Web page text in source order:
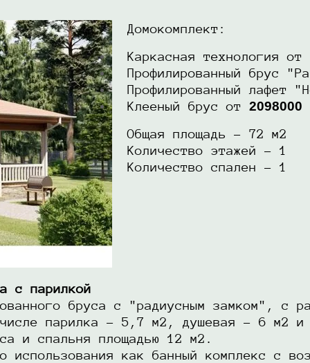
Домокомплект:
Каркасная технология от
Профилированный брус
Профилированный лафет
Клееный брус от 2098000
Общая площадь - 72 м2
Количество этажей - 1
Количество спален - 1
с парилкой
бруса с "радиусным замком", с
числе парилка - 5,7 м2, душевая - 6 м2
и спальня площадью 12 м2.
использования как банный комплекс с